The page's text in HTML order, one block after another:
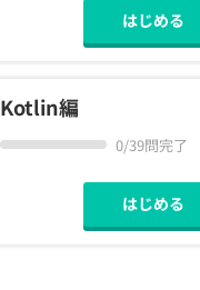
はじめる
Kotlin編
0/39問完了
はじめる